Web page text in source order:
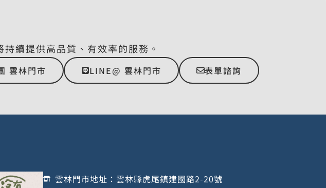
續提供高品質、有效率的服務。
雲林門市 LINE@ 雲林門市 表單諮詢
雲林門市地址：雲林縣虎尾鎮建國路2-20號